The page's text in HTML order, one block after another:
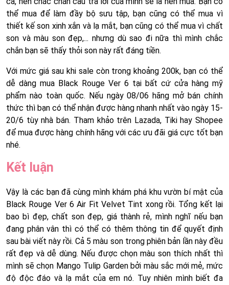
thể mua để làm đầy bộ sưu tập, bạn cũng có thể mua vì
thiết kế son xinh xắn và lạ mắt, bạn cũng có thể mua vì chất
son và màu son đẹp,... nhưng dù sao đi nữa thì mình chắc
chắn bạn sẽ thấy thỏi son này rất đáng tiền.
Với mức giá sau khi sale còn trong khoảng 200k, bạn có thể
dễ dàng mua Black Rouge Ver 6 tại bất cứ cửa hàng mỹ
phẩm nào toàn quốc. Nếu ngày 08/06 hãng mở bán chính
thức thì bạn có thể nhận được hàng nhanh nhất vào ngày 15-
20/6 tùy nhà bán. Tham khảo trên Lazada, Tiki hay Shopee
để mua được hàng chính hãng với các ưu đãi giá cực tốt bạn
nhé.
Kết luận
Vậy là các bạn đã cùng mình khám phá khu vườn bí mật của
Black Rouge Ver 6 Air Fit Velvet Tint xong rồi. Tổng kết lại
bao bì đẹp, chất son đẹp, giá thành rẻ, mình nghĩ nếu bạn
đang phân vân thì có thể có thêm thông tin để quyết định
sau bài viết này rồi. Cả 5 màu son trong phiên bản lần này đều
rất đẹp và dễ dùng. Nếu được chọn màu son thích nhất thì
mình sẽ chọn Mango Tulip Garden bởi màu sắc mới mẻ, mức
độ độc đáo và lạ mắt của em nó. Tuy nhiên mình biết đa